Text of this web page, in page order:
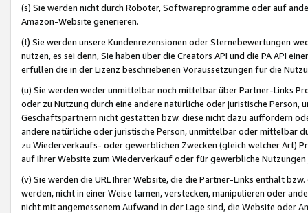
(s) Sie werden nicht durch Roboter, Softwareprogramme oder auf
Amazon-Website generieren.
(t) Sie werden unsere Kundenrezensionen oder Sternebewertungen
nutzen, es sei denn, Sie haben über die Creators API und die PA API
erfüllen die in der Lizenz beschriebenen Voraussetzungen für die
(u) Sie werden weder unmittelbar noch mittelbar über Partner-Links
oder zu Nutzung durch eine andere natürliche oder juristische
Geschäftspartnern nicht gestatten bzw. diese nicht dazu auffordern
andere natürliche oder juristische Person, unmittelbar oder mittelbar
zu Wiederverkaufs- oder gewerblichen Zwecken (gleich welcher Art)
auf Ihrer Website zum Wiederverkauf oder für gewerbliche
(v) Sie werden die URL Ihrer Website, die die Partner-Links enthält
werden, nicht in einer Weise tarnen, verstecken, manipulieren oder
nicht mit angemessenem Aufwand in der Lage sind, die Website oder